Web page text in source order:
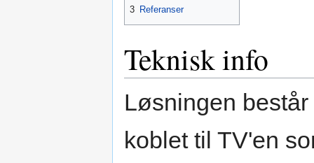
3 Referanser
Teknisk info
Løsningen
koblet til TV'en